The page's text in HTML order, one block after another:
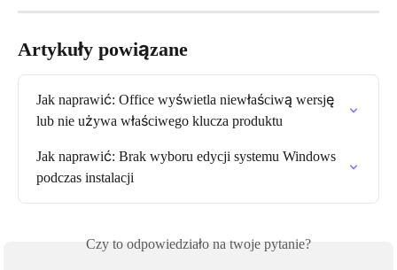
Artykuły powiązane
Jak naprawić: Office wyświetla niewłaściwą wersję
lub nie używa właściwego klucza produktu
Jak naprawić: Brak wyboru edycji systemu Windows
podczas instalacji
Czy to odpowiedziało na twoje pytanie?